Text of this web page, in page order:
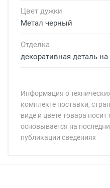
Цвет дужки
Метал черный
Отделка
декоративная деталь
Информация о
комплекте поставки,
виде и цвете товара
основывается на
публикации сведениях